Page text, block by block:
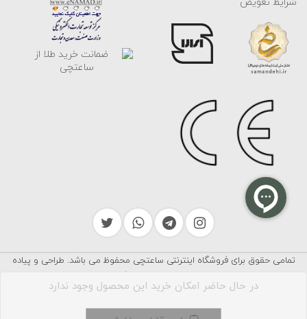
در حال حاضر امکان خرید این محصول وجود ندارد
تمامی حقوق برای فروشگاه اینترنتی ساعتچی محفوظ می باشد. طراحی و پیاده
سرایکو